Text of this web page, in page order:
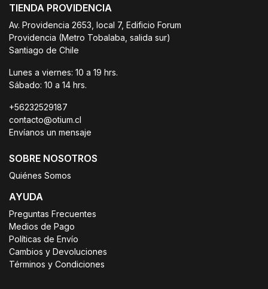
TIENDA PROVIDENCIA
Av. Providencia 2653, local 7, Edificio Forum
Providencia (Metro Tobalaba, salida sur)
Santiago de Chile
Lunes a viernes: 10 a 19 hrs.
Sábado: 10 a 14 hrs.
+56232529187
contacto@otium.cl
Envíanos un mensaje
SOBRE NOSOTROS
Quiénes Somos
AYUDA
Preguntas Frecuentes
Medios de Pago
Políticas de Envío
Cambios y Devoluciones
Términos y Condiciones